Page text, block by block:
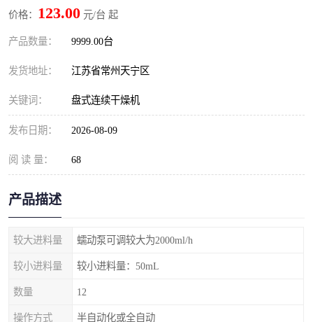
价格： 123.00 元/台 起
产品数量： 9999.00台
发货地址： 江苏省常州天宁区
关键词： 盘式连续干燥机
发布日期： 2026-08-09
阅 读 量： 68
产品描述
较大进料量 蠕动泵可调较大为2000ml/h
较小进料量 较小进料量：50mL
数量 12
操作方式 半自动化或全自动